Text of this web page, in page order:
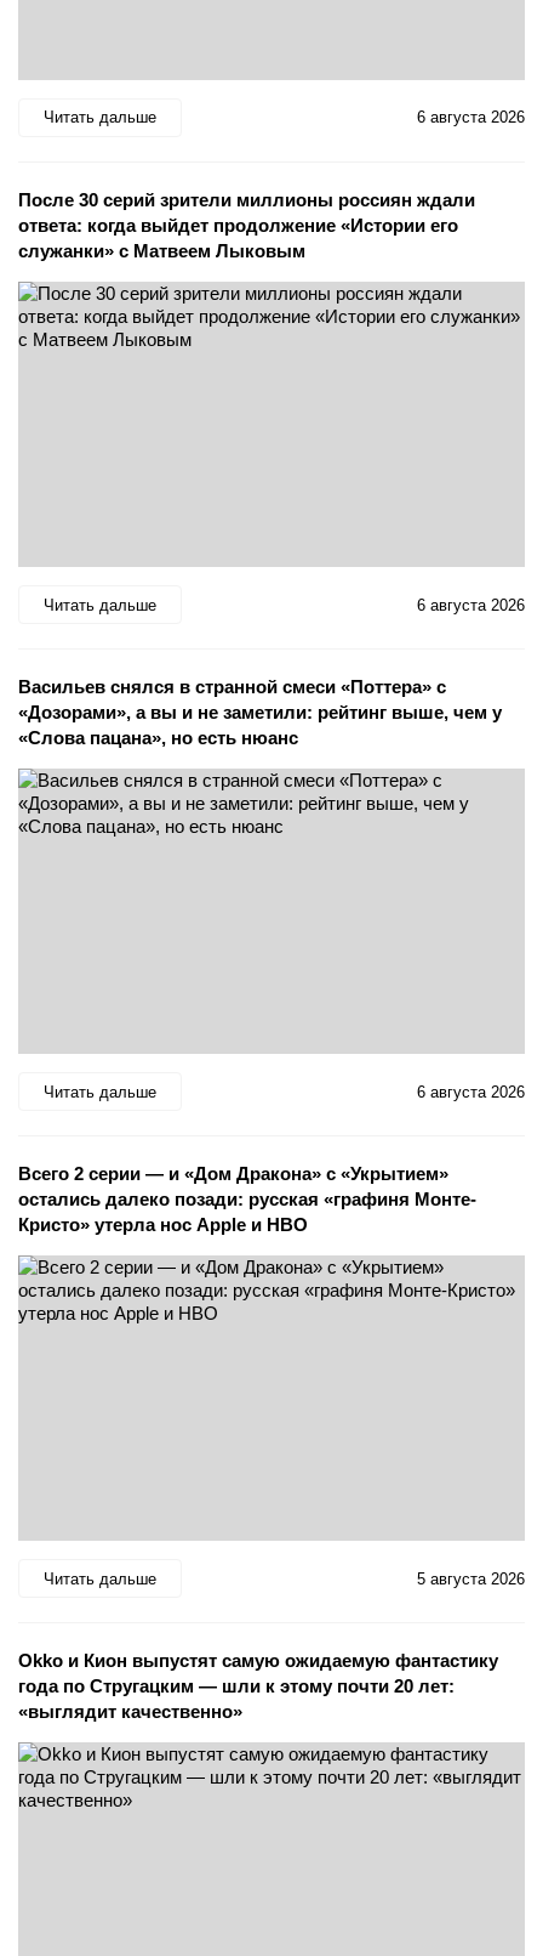
Читать дальше 6 августа 2026
После 30 серий зрители миллионы россиян ждали
ответа: когда выйдет продолжение «Истории его
служанки» с Матвеем Лыковым
Читать дальше 6 августа 2026
Васильев снялся в странной смеси «Поттера» с
«Дозорами», а вы и не заметили: рейтинг выше, чем у
«Слова пацана», но есть нюанс
Читать дальше 6 августа 2026
Всего 2 серии — и «Дом Дракона» с «Укрытием»
остались далеко позади: русская «графиня Монте-
Кристо» утерла нос Apple и HBO
Читать дальше 5 августа 2026
Okko и Кион выпустят самую ожидаемую фантастику
года по Стругацким — шли к этому почти 20 лет:
«выглядит качественно»